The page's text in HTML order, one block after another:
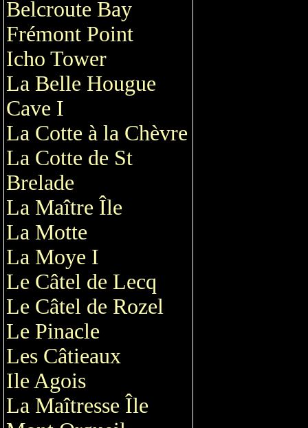
Belcroute Bay
Frémont Point
Icho Tower
La Belle Hougue
Cave I
La Cotte à la Chèvre
La Cotte de St
Brelade
La Maître Île
La Motte
La Moye I
Le Câtel de Lecq
Le Câtel de Rozel
Le Pinacle
Les Câtieaux
Ile Agois
La Maîtresse Île